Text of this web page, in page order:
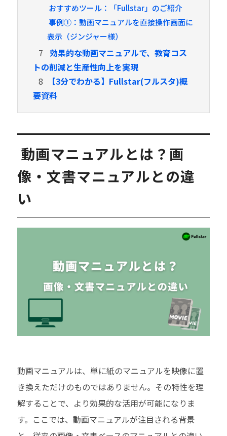
おすすめツール：「Fullstar」のご紹介
事例①：動画マニュアルを直接操作画面に
表示（ジンジャー様）
7 効果的な動画マニュアルで、教育コス
トの削減と生産性向上を実現
8
【3分でわかる】Fullstar(フルスタ)概
要資料
動画マニュアルとは？画
像・文書マニュアルとの違
い
動画マニュアルは、単に紙のマニュアルを映像に置
き換えただけのものではありません。その特性を理
解することで、より効果的な活用が可能になりま
す。ここでは、動画マニュアルが注目される背景